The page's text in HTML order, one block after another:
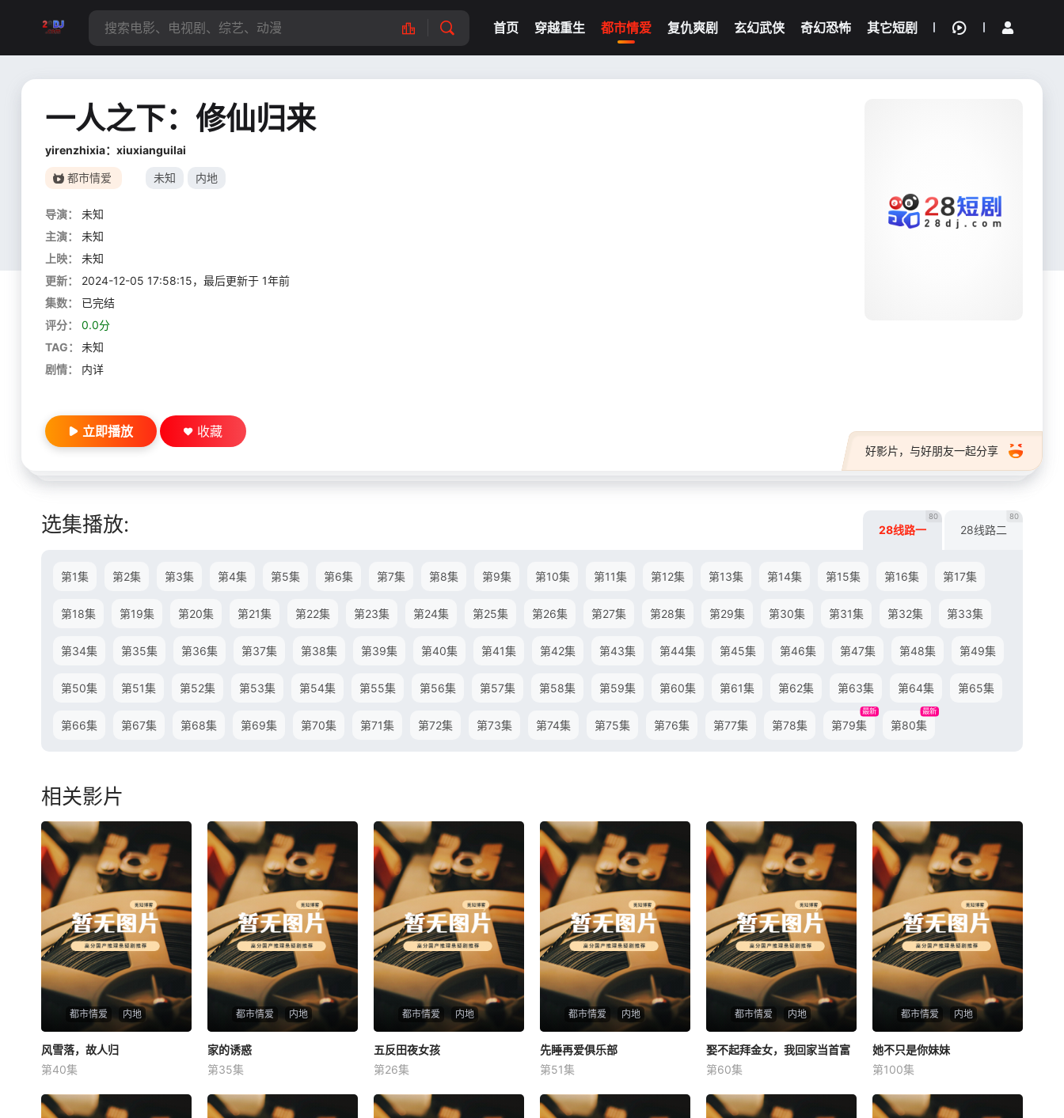
首页 穿越重生 都市情爱 复仇爽剧 玄幻武侠 奇幻恐怖 其它短剧
我的观影记录
一人之下：修仙归来
yirenzhixia：xiuxianguilai
都市情爱 未知 内地
导演：
未知
主演：
未知
上映：
未知
更新：
2024-12-05 17:58:15，最后更新于 1年前
集数：
已完结
评分：
0.0分
TAG：
未知
剧情：
内详
好影片，与好朋友一起分享
立即播放 收藏
选集播放: 28线路一
80
28线路二
80
第1集 第2集 第3集 第4集 第5集 第6集 第7集 第8集 第9集 第10集 第11集 第12集 第13集 第14集 第15集 第16集 第17集
第18集 第19集 第20集 第21集 第22集 第23集 第24集 第25集 第26集 第27集 第28集 第29集 第30集 第31集 第32集 第33集
第34集 第35集 第36集 第37集 第38集 第39集 第40集 第41集 第42集 第43集 第44集 第45集 第46集 第47集 第48集 第49集
第50集 第51集 第52集 第53集 第54集 第55集 第56集 第57集 第58集 第59集 第60集 第61集 第62集 第63集 第64集 第65集
第66集 第67集 第68集 第69集 第70集 第71集 第72集 第73集 第74集 第75集 第76集 第77集 第78集 第79集
最新
第80集
最新
相关影片
都市情爱 内地
风雪落，故人归
未知
风雪落，故人归
第40集
都市情爱 内地
家的诱惑
未知
家的诱惑
第35集
都市情爱 内地
五反田夜女孩
未知
五反田夜女孩
第26集
都市情爱 内地
先睡再爱俱乐部
未知
先睡再爱俱乐部
第51集
都市情爱 内地
娶不起拜金女，我回家当首富
未知
娶不起拜金女，我回家当首富
第60集
都市情爱 内地
她不只是你妹妹
未知
她不只是你妹妹
第100集